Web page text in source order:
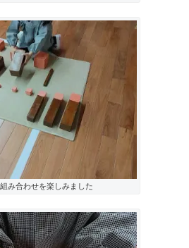
み合わせを楽しみました